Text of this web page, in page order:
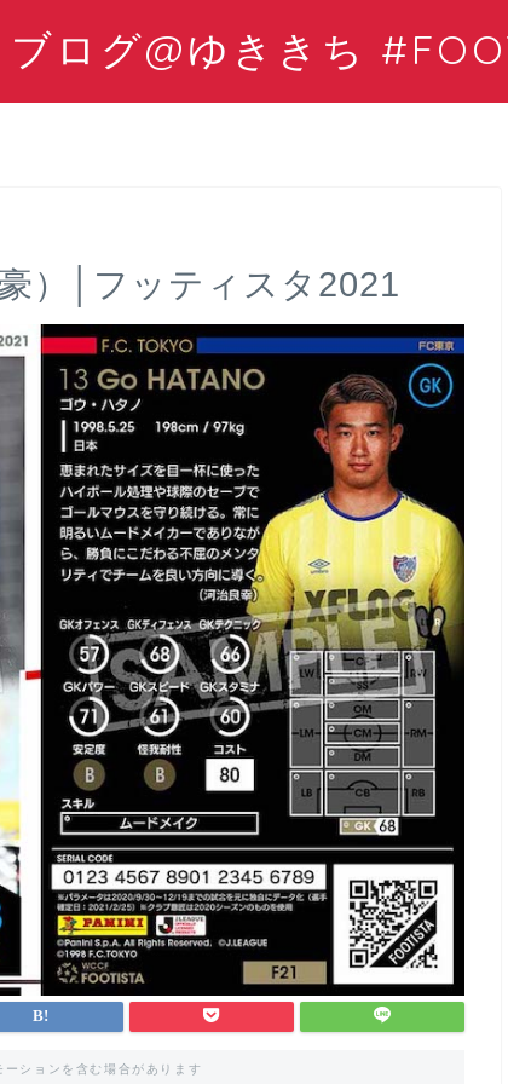
ログ@ゆききち
）│フッティスタ2021
ーションを含む場合があります